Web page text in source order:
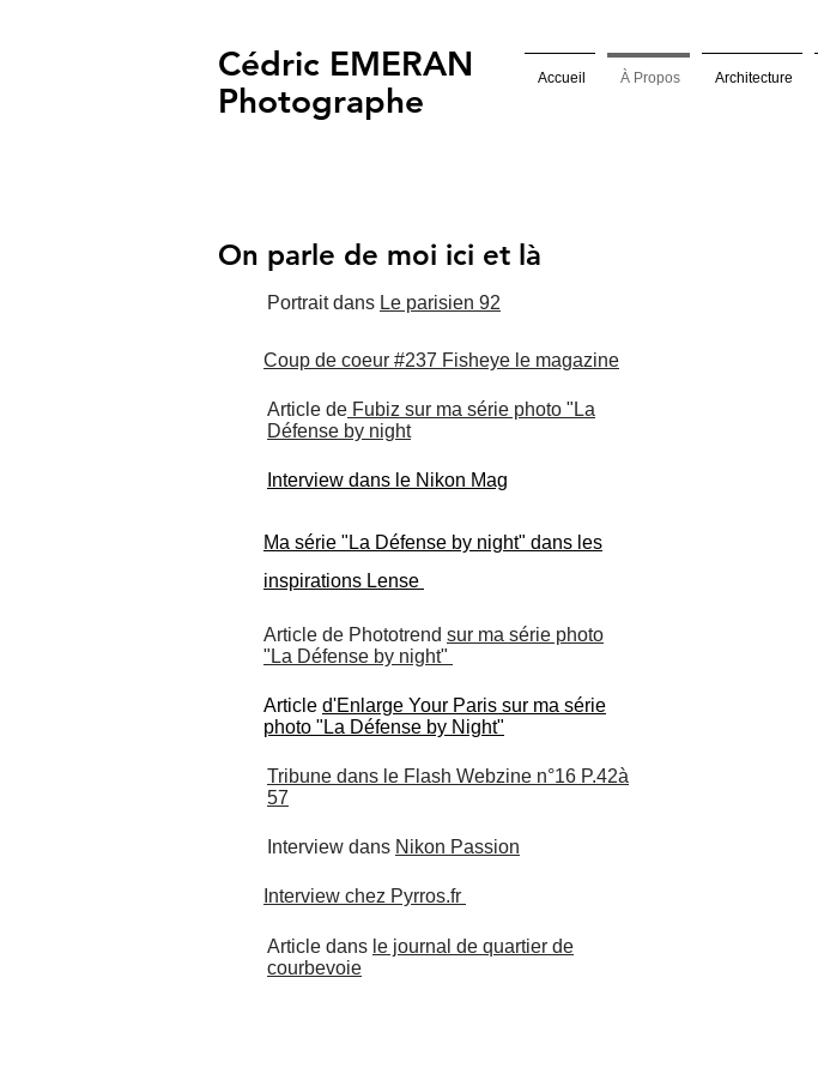
Cédric EMERAN
Photographe
Accueil À Propos Architecture
On parle de moi ici et là
Portrait dans Le parisien 92
Coup de coeur #237 Fisheye le magazine
Article de Fubiz sur ma série photo "La
Défense by night
Interview dans le Nikon Mag
Ma série "La Défense by night" dans les
inspirations Lense
Article de Phototrend sur ma série photo
"La Défense by night"
Article d'Enlarge Your Paris sur ma série
photo "La Défense by Night"​
Tribune dans le Flash Webzine n°16 P.42à
57
Interview dans Nikon Passion
Interview chez Pyrros.fr
Article dans le journal de quartier de
courbevoie